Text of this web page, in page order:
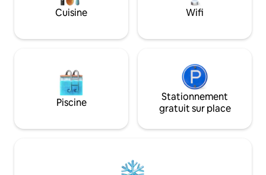
- Carte SIM à vendre
avez des
Cuisine Wifi
Piscine
Stationnement
gratuit sur place